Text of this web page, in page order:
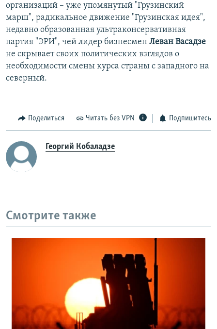
организаций – уже упомянутый "Грузинский
марш", радикальное движение "Грузинская идея",
недавно образованная ультраконсервативная
партия "ЭРИ", чей лидер бизнесмен Леван Васадзе
не скрывает своих политических взглядов о
необходимости смены курса страны с западного на
северный.
Поделиться Читать без VPN Подпишитесь
Георгий Кобаладзе
Смотрите также